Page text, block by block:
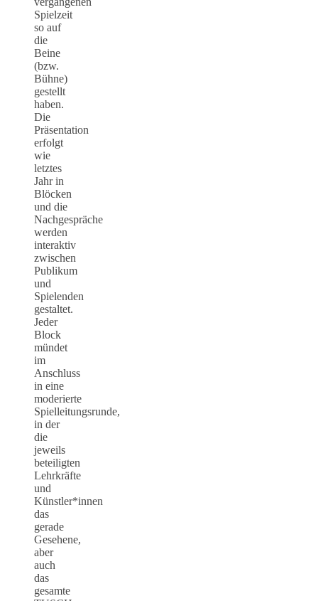
Spielzeit
so auf
die
Beine
(bzw.
Bühne)
gestellt
haben.
Die
Präsentation
erfolgt
wie
letztes
Jahr in
Blöcken
und die
Nachgespräche
werden
interaktiv
zwischen
Publikum
und
Spielenden
gestaltet.
Jeder
Block
mündet
im
Anschluss
in eine
moderierte
Spielleitungsrunde,
in der
die
jeweils
beteiligten
Lehrkräfte
und
Künstler*innen
das
gerade
Gesehene,
aber
auch
das
gesamte